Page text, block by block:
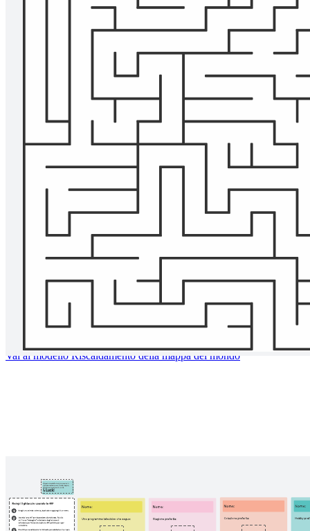
Riscaldamento della mappa del mondo
Vai al modello Riscaldamento della mappa del mondo